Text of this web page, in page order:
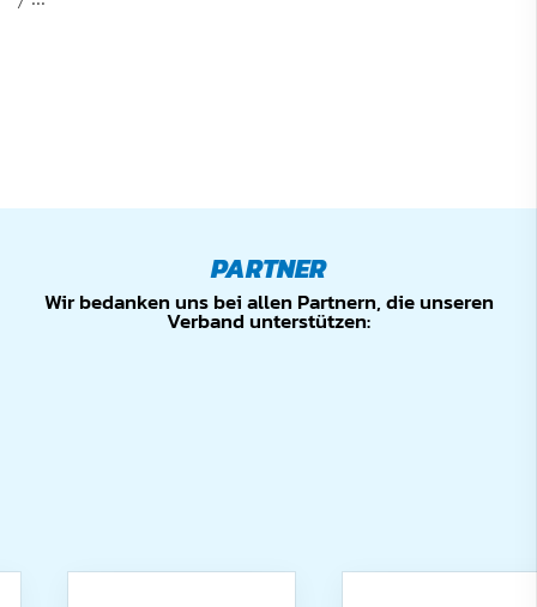
PARTNER
Wir bedanken uns bei allen Partnern, die unseren
Verband unterstützen: